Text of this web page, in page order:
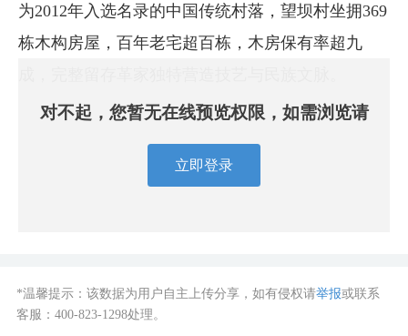
为2012年入选名录的中国传统村落，望坝村坐拥369
栋木构房屋，百年老宅超百栋，木房保有率超九
对不起，您暂无在线预览权限，如需浏览请
立即登录
*温馨提示：该数据为用户自主上传分享，如有侵权请举报或联系
客服： 400-823-1298处理。